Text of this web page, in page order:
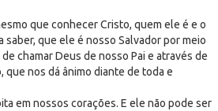
que conhecer Cristo, quem ele é e o
saber, que ele é nosso Salvador por meio
chamar Deus de nosso Pai e através de
que nos dá ânimo diante de toda e
em nossos corações. E ele não pode ser